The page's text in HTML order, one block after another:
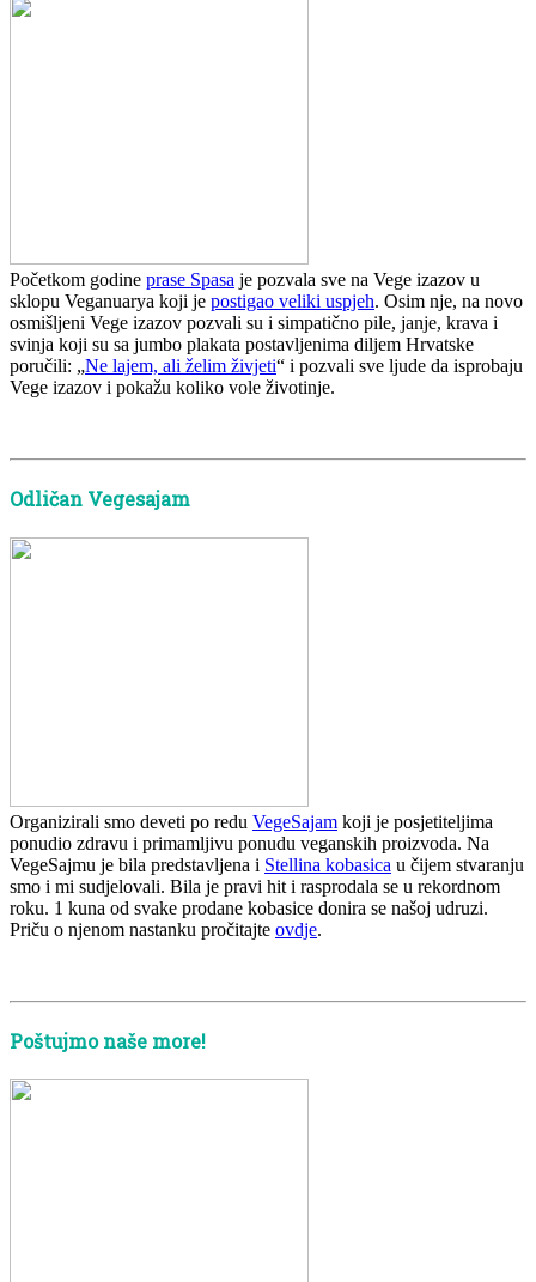
Početkom godine prase Spasa je pozvala sve na Vege izazov u
sklopu Veganuarya koji je postigao veliki uspjeh. Osim nje, na novo
osmišljeni Vege izazov pozvali su i simpatično pile, janje, krava i
svinja koji su sa jumbo plakata postavljenima diljem Hrvatske
poručili: „Ne lajem, ali želim živjeti“ i pozvali sve ljude da isprobaju
Vege izazov i pokažu koliko vole životinje.
Odličan Vegesajam
Organizirali smo deveti po redu VegeSajam koji je posjetiteljima
ponudio zdravu i primamljivu ponudu veganskih proizvoda. Na
VegeSajmu je bila predstavljena i Stellina kobasica u čijem stvaranju
smo i mi sudjelovali. Bila je pravi hit i rasprodala se u rekordnom
roku. 1 kuna od svake prodane kobasice donira se našoj udruzi.
Priču o njenom nastanku pročitajte ovdje.
Poštujmo naše more!